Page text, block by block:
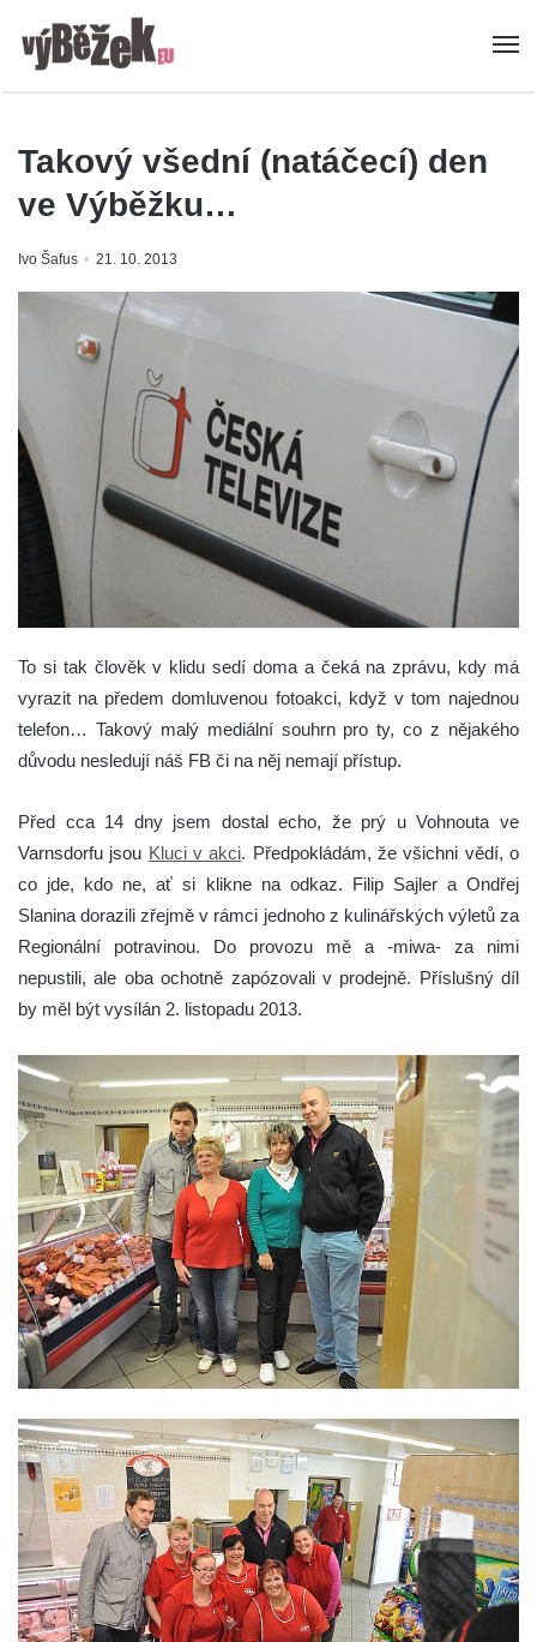
Takový všední (natáčecí) den
ve Výběžku…
Ivo Šafus 21. 10. 2013
To si tak člověk v klidu sedí doma a čeká na zprávu, kdy má
vyrazit na předem domluvenou fotoakci, když v tom najednou
telefon… Takový malý mediální souhrn pro ty, co z nějakého
důvodu nesledují náš FB či na něj nemají přístup.
Před cca 14 dny jsem dostal echo, že prý u Vohnouta ve
Varnsdorfu jsou Kluci v akci. Předpokládám, že všichni vědí, o
co jde, kdo ne, ať si klikne na odkaz. Filip Sajler a Ondřej
Slanina dorazili zřejmě v rámci jednoho z kulinářských výletů za
Regionální potravinou. Do provozu mě a -miwa- za nimi
nepustili, ale oba ochotně zapózovali v prodejně. Příslušný díl
by měl být vysílán 2. listopadu 2013.